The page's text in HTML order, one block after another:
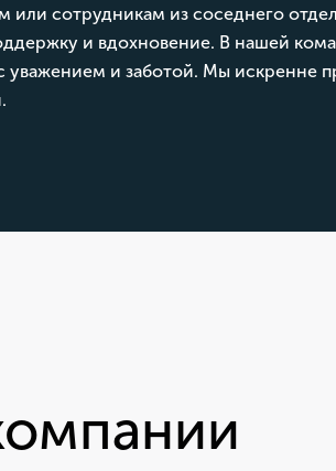
или сотрудникам из соседнего
и вдохновение. В нашей
уважением и заботой. Мы искренне